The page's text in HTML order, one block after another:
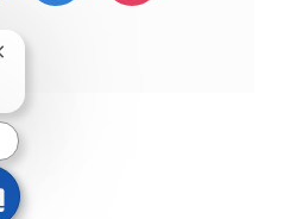
ア
chatbot notification